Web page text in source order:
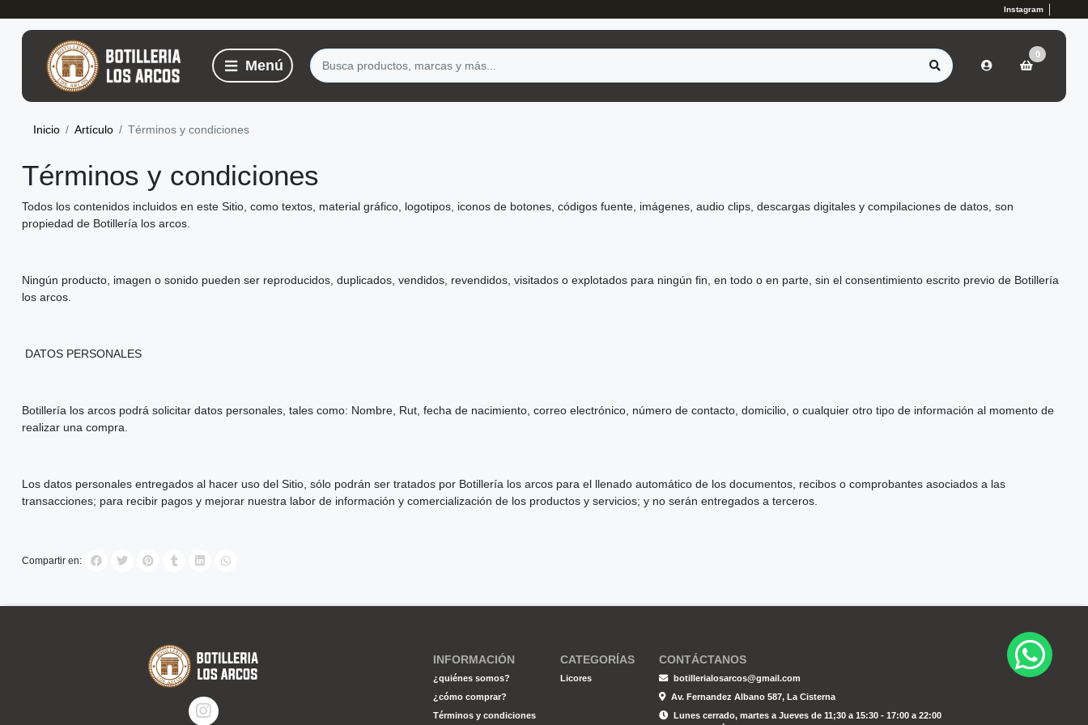
Instagram
0
Inicio Artículo Términos y condiciones
Términos y condiciones
Todos los contenidos incluidos en este Sitio, como textos, material gráfico, logotipos, iconos de botones, códigos fuente, imágenes, audio clips, descargas digitales y compilaciones de datos, son
propiedad de Botillería los arcos.
Ningún producto, imagen o sonido pueden ser reproducidos, duplicados, vendidos, revendidos, visitados o explotados para ningún fin, en todo o en parte, sin el consentimiento escrito previo de Botillería
los arcos.
DATOS PERSONALES
Botillería los arcos podrá solicitar datos personales, tales como: Nombre, Rut, fecha de nacimiento, correo electrónico, número de contacto, domicilio, o cualquier otro tipo de información al momento de
realizar una compra.
Los datos personales entregados al hacer uso del Sitio, sólo podrán ser tratados por Botillería los arcos para el llenado automático de los documentos, recibos o comprobantes asociados a las
transacciones; para recibir pagos y mejorar nuestra labor de información y comercialización de los productos y servicios; y no serán entregados a terceros.
Compartir en:
INFORMACIÓN
¿quiénes somos?
¿cómo comprar?
Términos y condiciones
CATEGORÍAS
Licores
CONTÁCTANOS
botillerialosarcos@gmail.com
Av. Fernandez Albano 587, La Cisterna
Lunes cerrado, martes a Jueves de 11;30 a 15:30 - 17:00 a 22:00